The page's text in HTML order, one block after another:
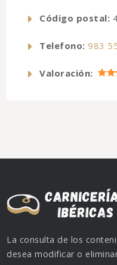
Código postal:
Telefono: 983
Valoración:
La consulta de los
desea modificar o